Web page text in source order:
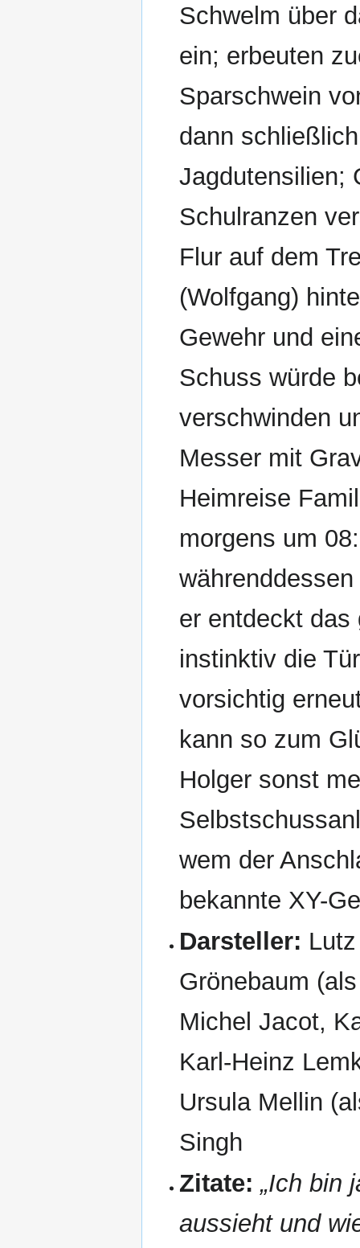
Schwelm über
ein; erbeuten
Sparschwein
dann
Jagdutensilien;
Schulranzen
Flur auf dem
(Wolfgang)
Gewehr und
Schuss würde
verschwinden
Messer mit
Heimreise
morgens um
er entdeckt das
instinktiv die
vorsichtig
kann so zum
Holger sonst
wem der
bekannte XY-
Darsteller:
Grönebaum
Michel Jacot,
Karl-Heinz
Ursula Mellin
Singh
Zitate: „Ich bin
aussieht und